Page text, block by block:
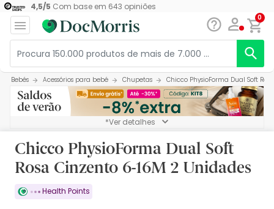
4,5/5 Com base em 643 opiniões
0
Bebés Acessórios para bebé Chupetas Chicco PhysioForma Dual Soft
*Ver detalhes
Chicco PhysioForma Dual Soft
Rosa Cinzento 6-16M 2 Unidades
Health Points